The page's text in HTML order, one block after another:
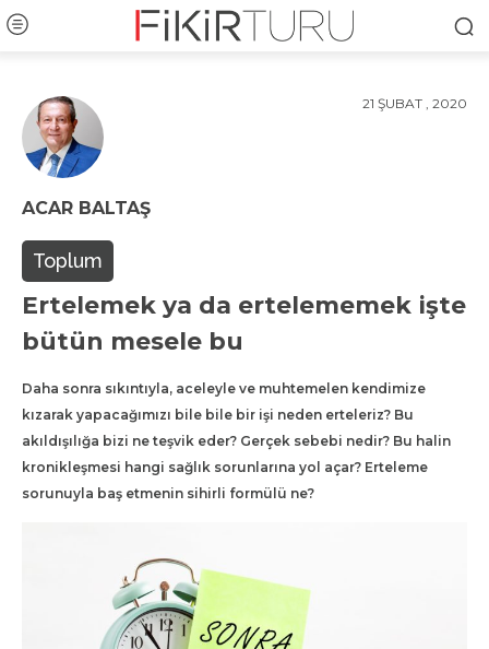
21 ŞUBAT , 2020
ACAR BALTAŞ
Toplum
Ertelemek ya da ertelememek işte
bütün mesele bu
Daha sonra sıkıntıyla, aceleyle ve muhtemelen kendimize
kızarak yapacağımızı bile bile bir işi neden erteleriz? Bu
akıldışılığa bizi ne teşvik eder? Gerçek sebebi nedir? Bu halin
kronikleşmesi hangi sağlık sorunlarına yol açar? Erteleme
sorunuyla baş etmenin sihirli formülü ne?